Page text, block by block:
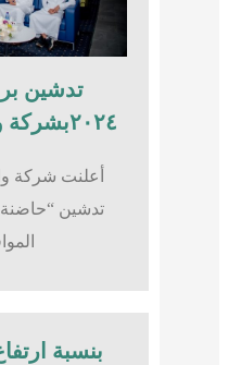
تدشين
٢٠٢٤بشركة وادي مكة للاستثمار
أعلنت شركة
الموافق